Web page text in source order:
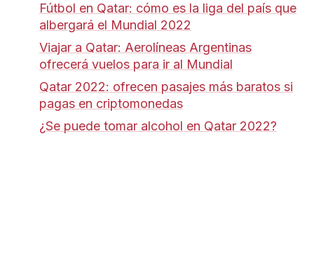
Fútbol en Qatar: cómo es la liga del país que
albergará el Mundial 2022
Viajar a Qatar: Aerolíneas Argentinas
ofrecerá vuelos para ir al Mundial
Qatar 2022: ofrecen pasajes más baratos si
pagas en criptomonedas
¿Se puede tomar alcohol en Qatar 2022?